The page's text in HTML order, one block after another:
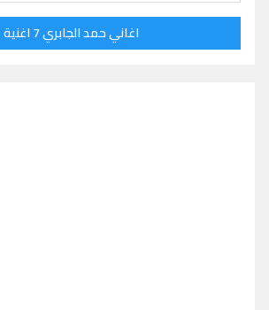
اغاني حمد الجابري 7 اغنية